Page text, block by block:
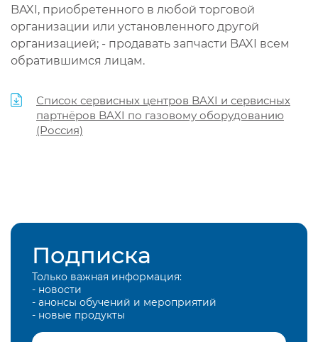
BAXI, приобретенного в любой торговой
организации или установленного другой
организацией; - продавать запчасти BAXI всем
обратившимся лицам.
Список сервисных центров BAXI и сервисных
партнёров BAXI по газовому оборудованию
(Россия)
Подписка
Только важная информация:
- новости
- анонсы обучений и мероприятий
- новые продукты